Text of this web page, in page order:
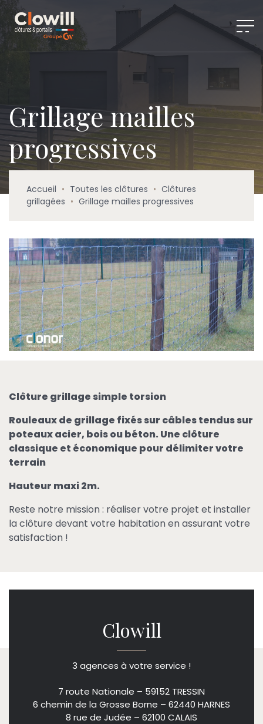
Grillage mailles
progressives
Accueil • Toutes les clôtures • Clôtures
grillagées • Grillage mailles progressives
Clôture grillage simple torsion
Rouleaux de grillage fixés sur câbles tendus sur
poteaux acier, bois ou béton. Une clôture
classique et économique pour délimiter votre
terrain
Hauteur maxi 2m.
Reste notre mission : réaliser votre projet et installer
la clôture devant votre habitation en assurant votre
satisfaction !
Clowill
3 agences à votre service !
7 route Nationale – 59152 TRESSIN
6 chemin de la Grosse Borne – 62440 HARNES
8 rue de Judée – 62100 CALAIS